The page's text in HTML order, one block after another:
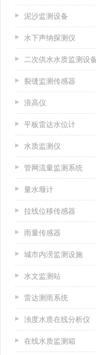
泥沙监测设备
水下声纳探测仪
二次供水水质监测设
裂缝监测传感器
浪高仪
平板雷达水位计
水质监测仪
管网流量监测系统
量水堰计
拉线位移传感器
雨量传感器
城市内涝监测设施
水文监测站
雷达测雨系统
浊度水质在线分析仪
在线水质监测箱